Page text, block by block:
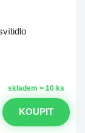
skladem > 10 ks
KOUPIT